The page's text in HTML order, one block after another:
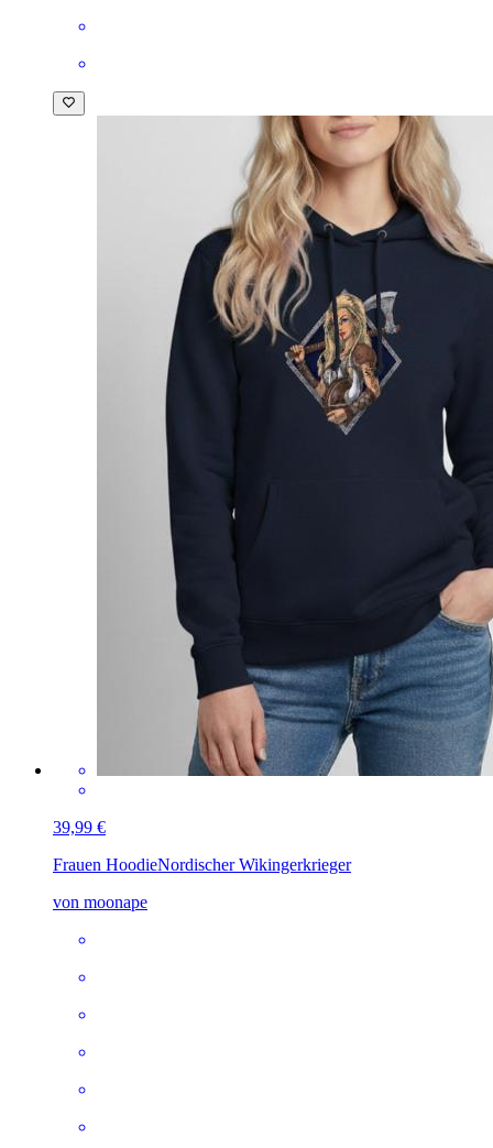
39,99 €
Frauen HoodieNordischer Wikingerkrieger
von moonape